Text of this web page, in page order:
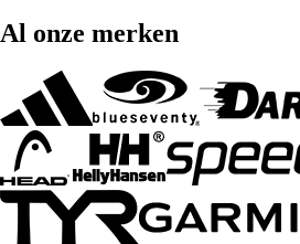
Al onze merken